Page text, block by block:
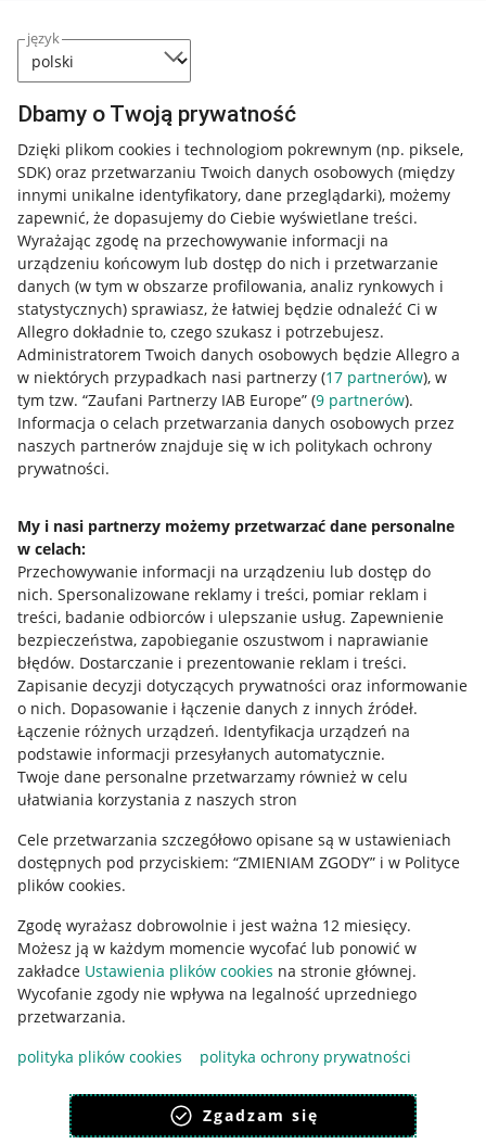
język
Dbamy o Twoją prywatność
Dzięki plikom cookies i technologiom pokrewnym (np. piksele,
SDK) oraz przetwarzaniu Twoich danych osobowych (między
innymi unikalne identyfikatory, dane przeglądarki), możemy
zapewnić, że dopasujemy do Ciebie wyświetlane treści.
Wyrażając zgodę na przechowywanie informacji na
urządzeniu końcowym lub dostęp do nich i przetwarzanie
danych (w tym w obszarze profilowania, analiz rynkowych i
statystycznych) sprawiasz, że łatwiej będzie odnaleźć Ci w
Allegro dokładnie to, czego szukasz i potrzebujesz.
Administratorem Twoich danych osobowych będzie Allegro a
w niektórych przypadkach nasi partnerzy (17 partnerów), w
tym tzw. “Zaufani Partnerzy IAB Europe” (9 partnerów).
Informacja o celach przetwarzania danych osobowych przez
naszych partnerów znajduje się w ich politykach ochrony
prywatności.
My i nasi partnerzy możemy przetwarzać dane personalne
w celach:
Przechowywanie informacji na urządzeniu lub dostęp do
nich. Spersonalizowane reklamy i treści, pomiar reklam i
treści, badanie odbiorców i ulepszanie usług. Zapewnienie
bezpieczeństwa, zapobieganie oszustwom i naprawianie
błędów. Dostarczanie i prezentowanie reklam i treści.
Zapisanie decyzji dotyczących prywatności oraz informowanie
o nich. Dopasowanie i łączenie danych z innych źródeł.
Łączenie różnych urządzeń. Identyfikacja urządzeń na
podstawie informacji przesyłanych automatycznie.
Twoje dane personalne przetwarzamy również w celu
ułatwiania korzystania z naszych stron
Cele przetwarzania szczegółowo opisane są w ustawieniach
dostępnych pod przyciskiem: “ZMIENIAM ZGODY” i w Polityce
plików cookies.
Zgodę wyrażasz dobrowolnie i jest ważna 12 miesięcy.
Możesz ją w każdym momencie wycofać lub ponowić w
zakładce Ustawienia plików cookies na stronie głównej.
Wycofanie zgody nie wpływa na legalność uprzedniego
przetwarzania.
polityka plików cookies
polityka ochrony prywatności
Zgadzam się
Przydatne informacje
Jak to działa
Allegro Gadane dla sprzedających
Allegro Gadane dla kupujących
Mapa miejscowości
Informacje prawne
Regulamin
Polityka plików "cookies"
Ustawienia plików "cookies"
Udostępnianie lokalizacji
Informacje dla Aktu o Usługach Cyfrowych
Pobierz aplikację